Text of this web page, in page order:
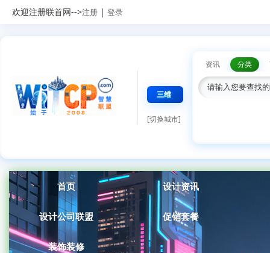
欢迎注册联首网-->注册 | 登录
三维
[切换城市]
资讯 分类
首页 设计资讯
设计公司联盟 促销套餐
装饰装修